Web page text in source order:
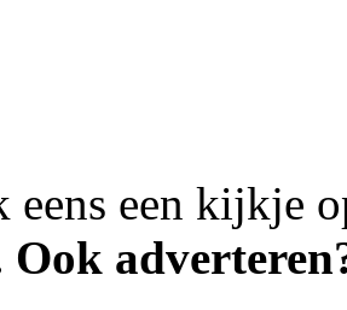
eens een kijkje
Ook